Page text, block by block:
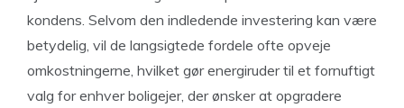
kondens. Selvom den indledende investering kan være
betydelig, vil de langsigtede fordele ofte opveje
omkostningerne, hvilket gør energiruder til et fornuftigt
valg for enhver boligejer, der ønsker at opgradere